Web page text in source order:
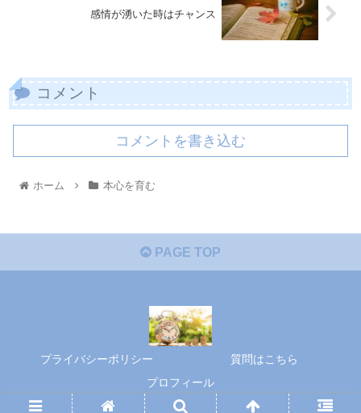
感情が湧いた時はチャンス
コメント
コメントを書き込む
ホーム 本心を育む
PAGE TOP
プライバシーポリシー
質問はこちら
プロフィール